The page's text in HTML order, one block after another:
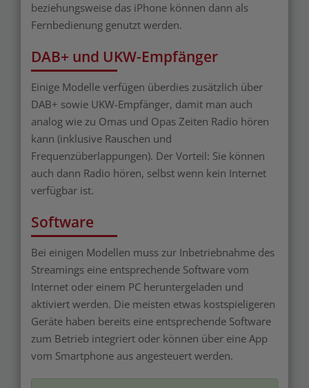
beziehungsweise das iPhone können dann als
Fernbedienung genutzt werden.
DAB+ und UKW-Empfänger
Einige Modelle verfügen überdies zusätzlich über
DAB+ sowie UKW-Empfänger, damit man auch
analog wie zu Omas und Opas Zeiten Radio hören
kann (inklusive Rauschen und
Frequenzüberlappungen). Der Vorteil: Sie können
auch dann Radio hören, selbst wenn kein Internet
verfügbar ist.
Software
Bei einigen Modellen muss zur Inbetriebnahme des
Streamings eine entsprechende Software vom
Internet oder einem PC heruntergeladen und
aktiviert werden. Die meisten etwas kostspieligeren
Geräte haben bereits eine entsprechende Software
zum Betrieb integriert oder können über eine App
vom Smartphone aus angesteuert werden.